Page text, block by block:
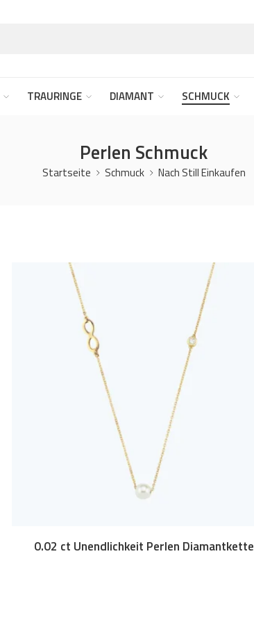
TRAURINGE DIAMANT SCHMUCK
Perlen Schmuck
Startseite Schmuck Nach Still Einkaufen
0.02 ct Unendlichkeit Perlen Diamantkette